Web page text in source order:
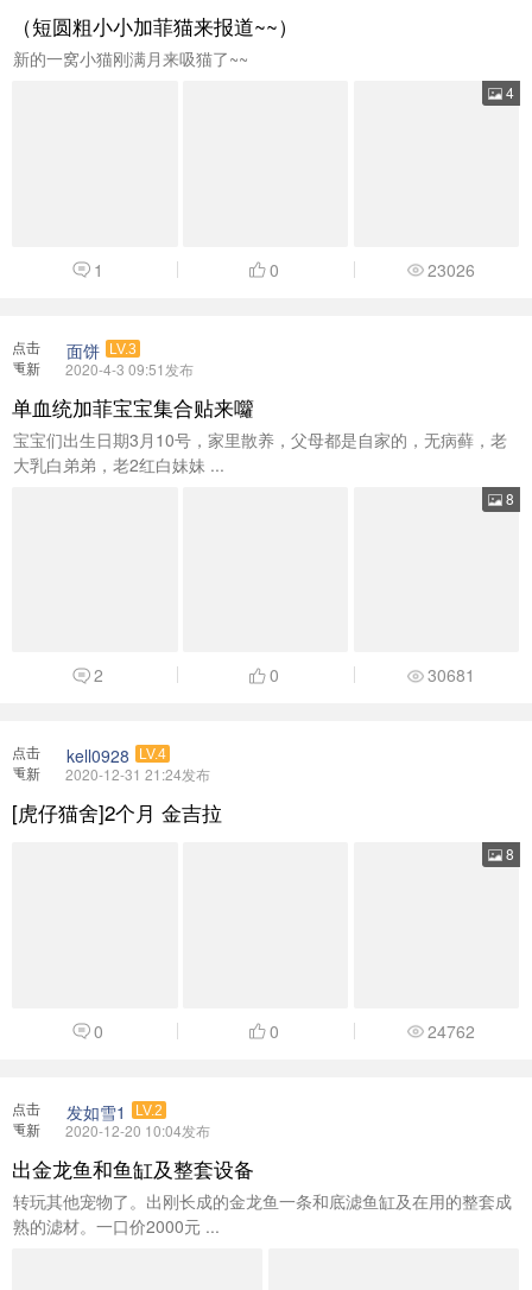
（短圆粗小小加菲猫来报道~~）
新的一窝小猫刚满月来吸猫了~~
4
1 0 23026
点击
重新
面饼 LV.3
2020-4-3 09:51发布
单血统加菲宝宝集合贴来囖
宝宝们出生日期3月10号，家里散养，父母都是自家的，无病藓，老
大乳白弟弟，老2红白妹妹 ...
8
2 0 30681
点击
重新
kell0928 LV.4
2020-12-31 21:24发布
[虎仔猫舍]2个月 金吉拉
8
0 0 24762
点击
重新
发如雪1 LV.2
2020-12-20 10:04发布
出金龙鱼和鱼缸及整套设备
转玩其他宠物了。出刚长成的金龙鱼一条和底滤鱼缸及在用的整套成
熟的滤材。一口价2000元 ...